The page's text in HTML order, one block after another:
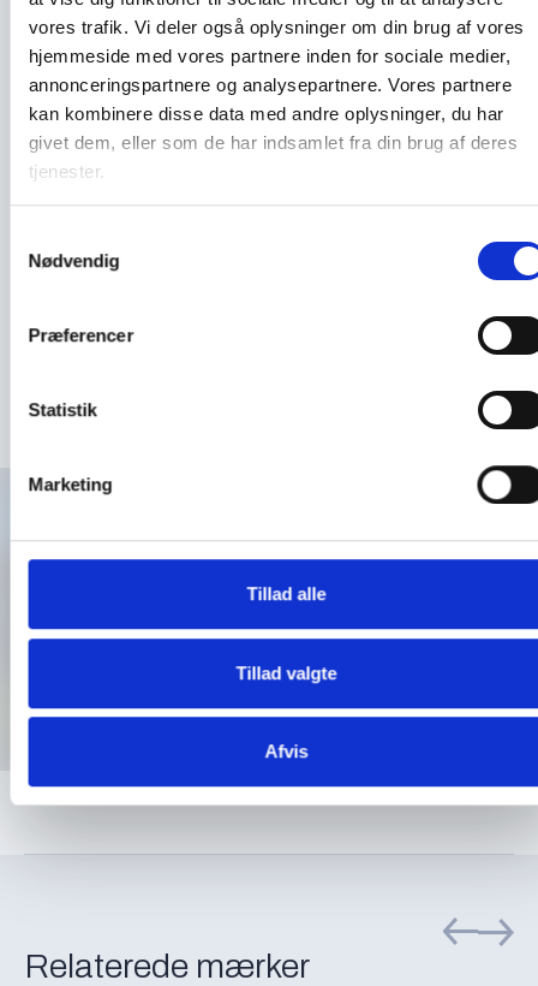
vores trafik. Vi deler også oplysninger om din brug af vores
hjemmeside med vores partnere inden for sociale medier,
annonceringspartnere og analysepartnere. Vores partnere
kan kombinere disse data med andre oplysninger, du har
givet dem, eller som de har indsamlet fra din brug af deres
tjenester.
Nødvendig
Præferencer
Statistik
Marketing
Tillad alle
Tillad valgte
Afvis
Brug for hjælp?
Vi kontakter dig inden for 24 timer
Navn
Relaterede mærker